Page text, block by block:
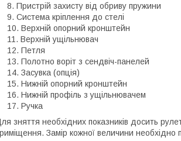
Пристрій захисту від обриву пружини
Система кріплення до стелі
Верхній опорний кронштейн
Верхній ущільнювач
Петля
Полотно воріт з сендвіч-панелей
Засувка (опція)
Нижній опорний кронштейн
Нижній профіль з ущільнювачем
Ручка
зняття необхідних показників досить
Замір кожної величини необхідно